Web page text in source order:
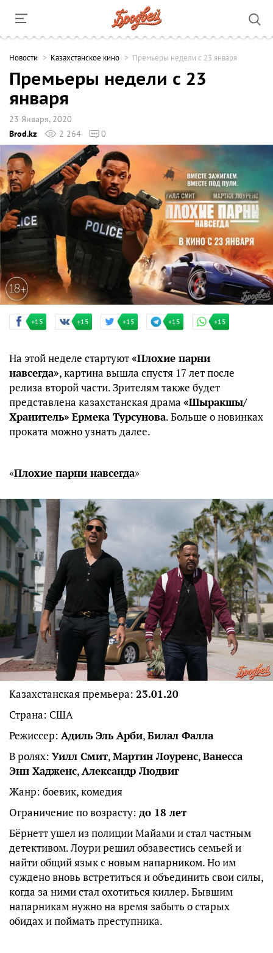
Новости Казахстанское кино Премьеры недели с 23 января
Премьеры недели с 23
января
23 Января, 2020
Brod.kz
2 264 0
+15 +15 +15 +15 +15
На этой неделе стартуют«Плохие парни
навсегда», картина вышла спустя 17 лет после
релиза второй части. Зрителям также будет
представлена казахстанская драма «Шыракшы/
Хранитель» Ермека Турсунова. Больше о новинках
проката можно узнать далее.
«Плохие парни навсегда»
Казахстанская премьера: 23.01.20
Страна: США
Режиссер: Адиль Эль Арби,Билал Фалла
В ролях: Уилл Смит,Мартин Лоуренс,Ванесса
Энн Хадженс,Александр Людвиг
Жанр: боевик, комедия
Ограничение по возрасту: до 18 лет
Бёрнетт ушел из полиции Майами и стал частным
детективом. Лоури решил обзавестись семьей и
найти общий язык с новым напарником. Но им
суждено вновь встретиться и объединить свои силы,
когда за ними стал охотиться киллер. Бывшим
напарникам нужно на время забыть о старых
обидах и поймать преступника.